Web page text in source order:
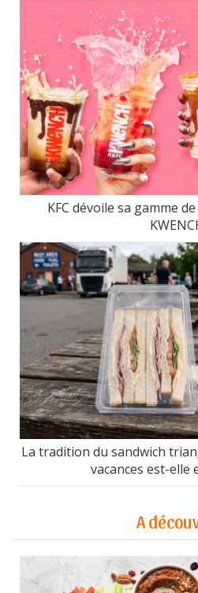
KFC dévoile sa gamme
La tradition du sandwich
vacances est-elle
A